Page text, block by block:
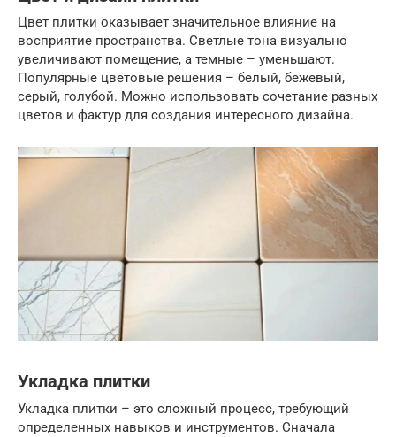
Цвет плитки оказывает значительное влияние на
восприятие пространства. Светлые тона визуально
увеличивают помещение, а темные – уменьшают.
Популярные цветовые решения – белый, бежевый,
серый, голубой. Можно использовать сочетание разных
цветов и фактур для создания интересного дизайна.
Укладка плитки
Укладка плитки – это сложный процесс, требующий
определенных навыков и инструментов. Сначала